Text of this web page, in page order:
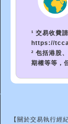
¹ 交易收費
https://
² 包括港股
期權等等，
【關於交易執行